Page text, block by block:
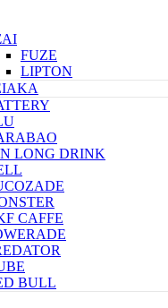
FUZE
LIPTON
LONG DRINK
CAFFE
BULL